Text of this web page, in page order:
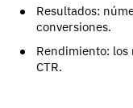
Resultados:
conversiones.
Rendimiento: los
CTR.